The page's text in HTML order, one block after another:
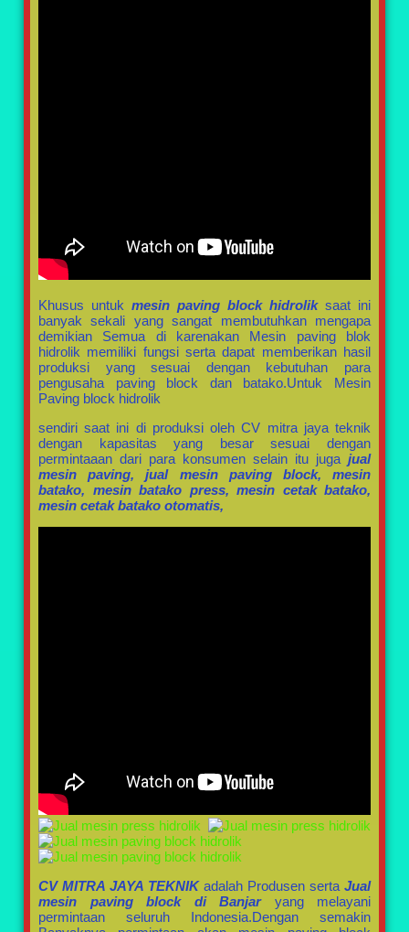
Khusus untuk mesin paving block hidroliksaat ini
banyak sekali yang sangat membutuhkan mengapa
demikian Semua di karenakan Mesin paving blok
hidrolik memiliki fungsi serta dapat memberikan hasil
produksi yang sesuai dengan kebutuhan para
pengusaha paving block dan batako.Untuk Mesin
Paving block hidrolik
sendiri saat ini di produksi oleh CV mitra jaya teknik
dengan kapasitas yang besar sesuai dengan
permintaaan dari para konsumen selain itu juga jual
mesin paving,
jual mesin paving block, mesin
batako, mesin batako press, mesin cetak batako,
mesin cetak batako otomatis,
CV MITRA JAYA TEKNIKadalah Produsen serta Jual
mesin paving block di Banjaryang melayani
permintaan seluruh Indonesia.Dengan semakin